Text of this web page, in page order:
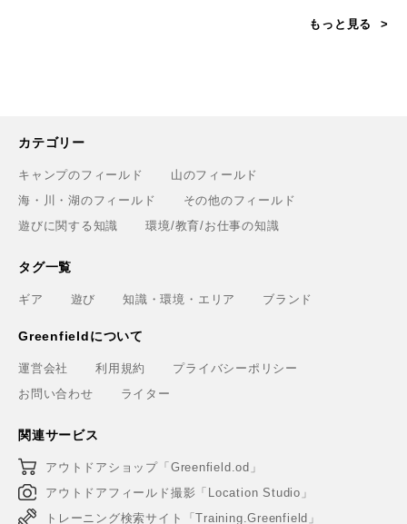
もっと見る
カテゴリー
キャンプのフィールド
山のフィールド
海・川・湖のフィールド
その他のフィールド
遊びに関する知識
環境/教育/お仕事の知識
タグ一覧
ギア 遊び 知識・環境・エリア ブランド
Greenfieldについて
運営会社 利用規約
プライバシーポリシー
お問い合わせ
ライター
関連サービス
アウトドアショップ「Greenfield.od」
アウトドアフィールド撮影「Location Studio」
トレーニング検索サイト「Training.Greenfield」